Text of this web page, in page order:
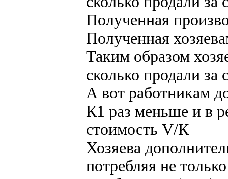
Полученная
Полученная
Таким образом
сколько продали за
А вот работникам
К1 раз меньше и в
стоимость V/К
Хозяева
потребляя не